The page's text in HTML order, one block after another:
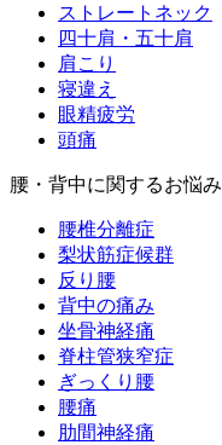
ストレートネック
四十肩・五十肩
肩こり
寝違え
眼精疲労
頭痛
腰・背中に関するお悩み
腰椎分離症
梨状筋症候群
反り腰
背中の痛み
坐骨神経痛
脊柱管狭窄症
ぎっくり腰
腰痛
肋間神経痛